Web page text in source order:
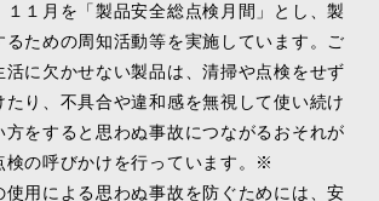
１月を「製品安全総点検月間」とし、製
るための周知活動等を実施しています。ご
活に欠かせない製品は、清掃や点検をせず
たり、不具合や違和感を無視して使い続け
方をすると思わぬ事故につながるおそれが
の呼びかけを行っています。 ※
使用による思わぬ事故を防ぐためには、安